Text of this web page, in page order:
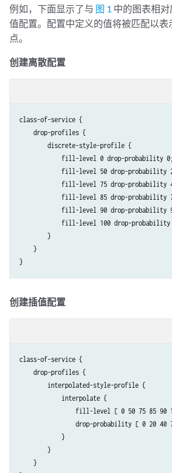
例如，下面显示了与 图 1 中的图表相
值配置。配置中定义的值将被匹配以表
点。
创建离散配置
class-of-service {
    drop-profiles {
        discrete-style-profile {
            fill-level 0 drop-probability 0;
fill-level 50 drop-probability
fill-level 75 drop-probability
fill-level 85 drop-probability
fill-level 90 drop-probability
fill-level 100 drop-probability
        }
    }
创建插值配置
class-of-service {
    drop-profiles {
        interpolated-style-profile {
            interpolate {
fill-level [ 0 50 75 85 90
drop-probability [ 0 20 40
            }
        }
    }